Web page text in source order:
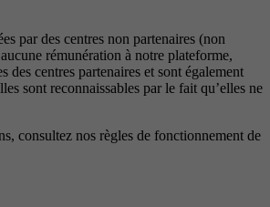
par des centres non partenaires (non
rémunération à notre plateforme,
des centres partenaires et sont également
sont reconnaissables par le fait qu’elles ne
consultez nos règles de fonctionnement de